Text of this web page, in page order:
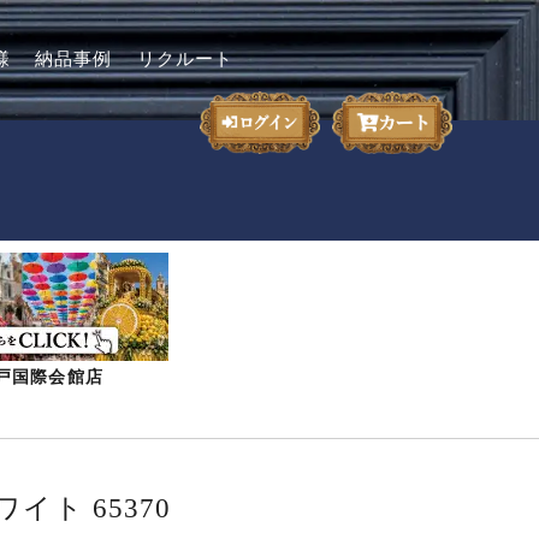
納品事例 リクルート
国際会館店
イト 65370